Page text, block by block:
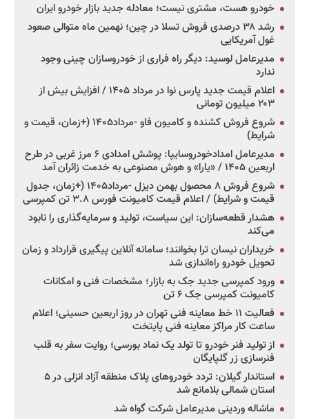
خودرو هست، مشتری نیست؛ معادله جدید بازار خودرو ایران
رشد ۳۸ درصدی فروش تسلا در چین؛ نهمین ماه متوالی صعود
غول آمریکایی
مدیرعامل لوسید: دیگر راه فراری از خودروسازان چینی وجود
ندارد
اعلام قیمت جدید پارس نوا در مرداد ۱۴۰۵ / افزایش بیش از
۲۰۳ میلیون تومانی
شروع فروش کشنده و کامیون فاو -مرداد۱۴۰۵ (+زمان، قیمت و
شرایط)
مدیرعامل امدادخودروسایپا: پوشش امدادی ۶ مرز غربی در طرح
اربعین ۱۴۰۵ / «یارا» و هوش مصنوعی به خدمت زائران آمد
شروع فروش ۸ محصول بهمن دیزل -مرداد۱۴۰۵ (+زمان، جدول
قیمت و شرایط) / اعلام قیمت کامیونت فورس ۳.۸ تن کمپرسی
هشدار قطعه‌سازان: این سیاست، تولید و سرمایه‌گذاری را نابود
می‌کند
خریداران نیسان ترا بخوانند؛ سامانه آنلاین پیگیری قرارداد و زمان
تحویل خودرو راه‌اندازی شد
ورود کمپرسی جدید جک به بازار؛ مشخصات فنی و امکانات
کامیونت کمپرسی جک ۶ تن
فعالیت ۱۱ خط معاینه فنی تهران در روز اربعین حسینی؛ اعلام
ساعت کار مراکز معاینه فنی پایتخت
از تولید فنر خودرو تا تولد یک نماد بورسی؛ روایت سفر به قلب
فنرسازی زر گلپایگان
استاندار گیلان: تردد خودروهای پلاک منطقه آزاد انزلی در ۵
استان شمالی بلامانع شد
ماشاله وردینی مدیرعامل شرکت گواه شد